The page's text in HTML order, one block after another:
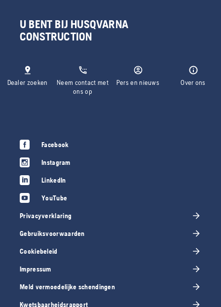
U BENT BIJ HUSQVARNA
CONSTRUCTION
Dealer zoeken
Neem contact met
ons op
Pers en nieuws Over ons
Facebook
Instagram
LinkedIn
YouTube
Privacyverklaring
Gebruiksvoorwaarden
Cookiebeleid
Impressum
Meld vermoedelijke schendingen
Kwetsbaarheidsrapport